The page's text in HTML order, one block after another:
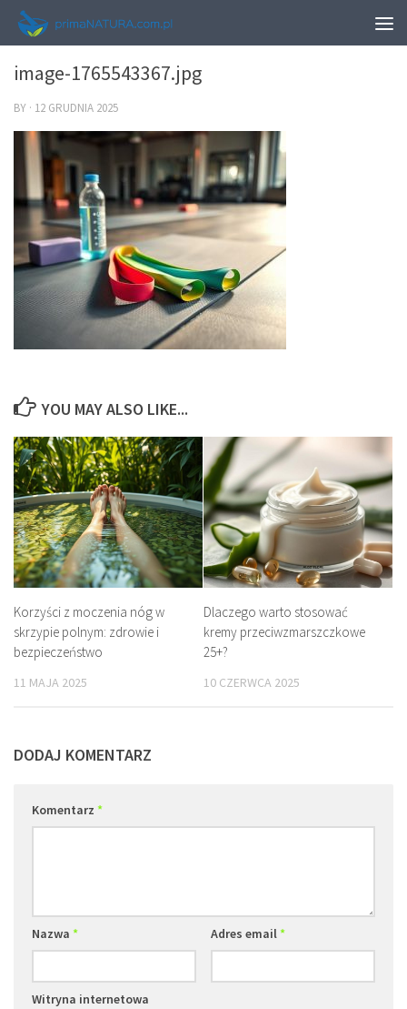
0
image-1765543367.jpg
BY · 12 GRUDNIA 2025
YOU MAY ALSO LIKE...
Korzyści z moczenia nóg w
skrzypie polnym: zdrowie i
bezpieczeństwo
11 MAJA 2025
Dlaczego warto stosować
kremy przeciwzmarszczkowe
25+?
10 CZERWCA 2025
DODAJ KOMENTARZ
Komentarz *
Nazwa * Adres email*
Witryna internetowa